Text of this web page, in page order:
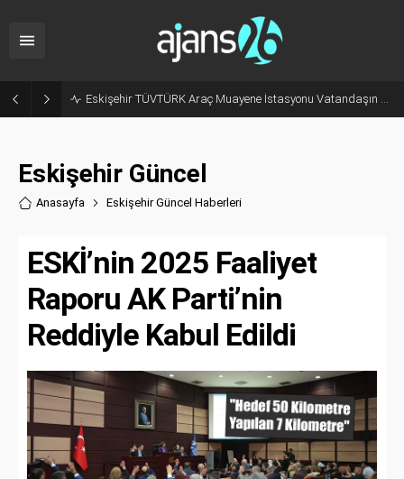
Odunpazarı Yaz Kur’an Kurslarında Değerler Eğitimi Seminerleri Düzenlendi
Eskişehir Güncel
Anasayfa Eskişehir Güncel Haberleri
ESKİ’nin 2025 Faaliyet
Raporu AK Parti’nin
Reddiyle Kabul Edildi